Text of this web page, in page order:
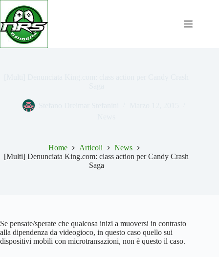
Salta
contenuto
Home Articoli
News
[Multi] Denunciata King.com: class action per Candy Crash
Saga
Se pensate/sperate che qualcosa inizi a muoversi in contrasto
alla dipendenza da videogioco, in questo caso quello sui
dispositivi mobili con microtransazioni, non è questo il caso.